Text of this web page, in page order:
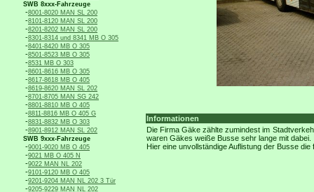
SWB 8xxx-Fahrzeuge
-8001-8020 MAN SL 200
-8101-8120 MAN SL 200
-8201-8202 MAN SL 200
-8301-8314 und 8341 MB O 305
-8401-8420 MB O 305
-8501-8523 MB O 305
-8531 MB O 303
-8601-8616 MB O 305
-8617-8618 MB O 405
-8619-8620 MAN SL 202
-8701-8705 MAN SG 242
-8801-8810 MB O 405
-8811-8816 MB O 405 G
-8831-8832 MB O 303
-8901-8912 MAN SL 202
SWB 9xxx-Fahrzeuge
-9001-9020 MB O 405
-9021 MB O 405 N
-9022 MAN NL 202
-9101-9120 MB O 405
-9201-9204 MAN NL 202 3 Tür
-9205-9229 MAN NL 202
Informationen
Die Firma Gäke zählte zumindest im
waren Gäkes weiße Busse sehr lange mit dabei.
Hier eine unvollständige Auflistung der Busse